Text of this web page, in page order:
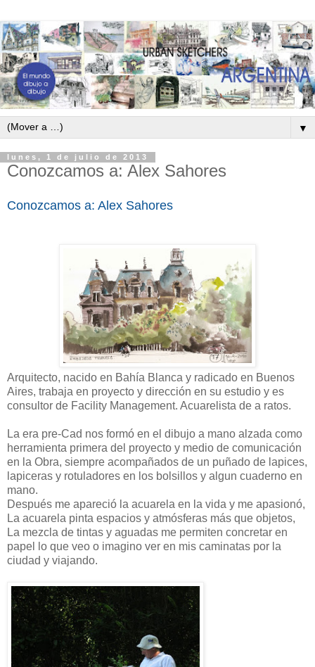
▼
lunes, 1 de julio de 2013
Conozcamos a: Alex Sahores
Conozcamos a: Alex Sahores
Arquitecto, nacido en Bahía Blanca y radicado en Buenos
Aires, trabaja en proyecto y dirección en su estudio y es
consultor de Facility Management. Acuarelista de a ratos.
La era pre-Cad nos formó en el dibujo a mano alzada como
herramienta primera del proyecto y medio de comunicación
en la Obra, siempre acompañados de un puñado de lapices,
lapiceras y rotuladores en los bolsillos y algun cuaderno en
mano.
Después me apareció la acuarela en la vida y me apasionó,
La acuarela pinta espacios y atmósferas más que objetos,
La mezcla de tintas y aguadas me permiten concretar en
papel lo que veo o imagino ver en mis caminatas por la
ciudad y viajando.